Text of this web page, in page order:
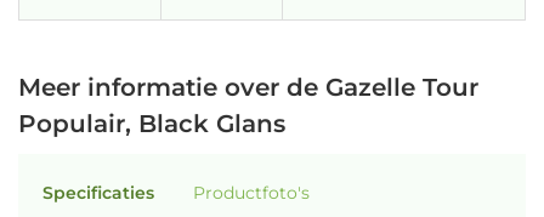
Meer informatie over de Gazelle Tour
Populair, Black Glans
Specificaties Productfoto's